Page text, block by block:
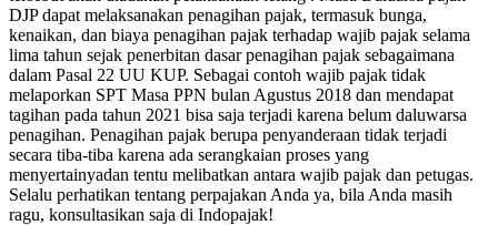
DJP dapat melaksanakan penagihan pajak, termasuk bunga,
kenaikan, dan biaya penagihan pajak terhadap wajib pajak selama
lima tahun sejak penerbitan dasar penagihan pajak sebagaimana
dalam Pasal 22 UU KUP. Sebagai contoh wajib pajak tidak
melaporkan SPT Masa PPN bulan Agustus 2018 dan mendapat
tagihan pada tahun 2021 bisa saja terjadi karena belum daluwarsa
penagihan. Penagihan pajak berupa penyanderaan tidak terjadi
secara tiba-tiba karena ada serangkaian proses yang
menyertainyadan tentu melibatkan antara wajib pajak dan petugas.
Selalu perhatikan tentang perpajakan Anda ya, bila Anda masih
ragu, konsultasikan saja di Indopajak!